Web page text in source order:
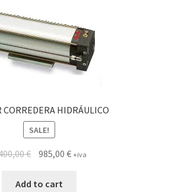
CORREDERA HIDRÁULICO
SALE!
€ 985,00 € +iva
Add to cart